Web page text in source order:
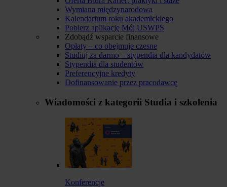
Wymiana międzynarodowa
Kalendarium roku akademickiego
Pobierz aplikację Mój USWPS
Zdobądź wsparcie finansowe
Opłaty – co obejmuje czesne
Studiuj za darmo – stypendia dla kandydatów
Stypendia dla studentów
Preferencyjne kredyty
Dofinansowanie przez pracodawcę
Wiadomości z kategorii Studia i szkolenia
Konferencje